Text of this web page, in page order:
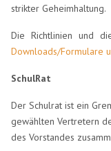
strikter Geheimhaltung.
Die Richtlinien und
Downloads/Formulare
SchulRat
Der Schulrat ist ein
gewählten Vertretern
des Vorstandes